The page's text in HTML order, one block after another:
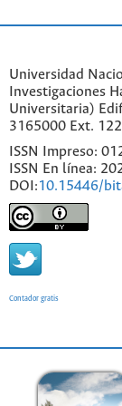
Universidad
Investigaciones
Universitaria)
3165000 Ext.
ISSN Impreso:
ISSN En línea:
DOI:10.15446/
Contador gratis